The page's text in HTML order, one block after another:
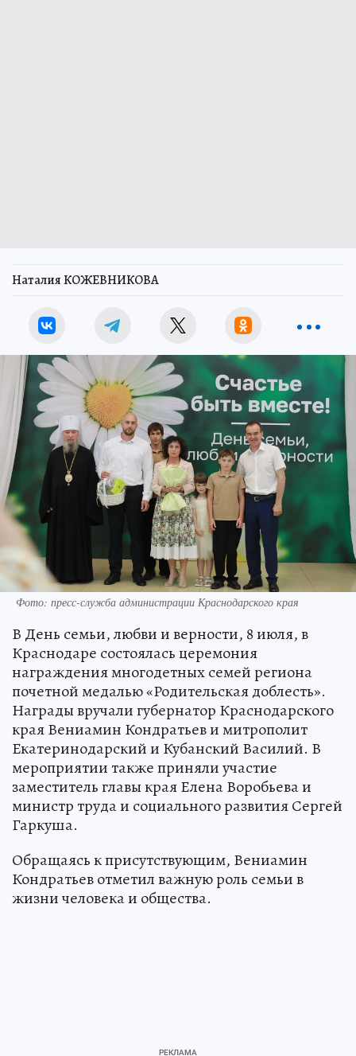
Наталия КОЖЕВНИКОВА
Фото: пресс-служба администрации Краснодарского края
В День семьи, любви и верности, 8 июля, в
Краснодаре состоялась церемония
награждения многодетных семей региона
почетной медалью «Родительская доблесть».
Награды вручали губернатор Краснодарского
края Вениамин Кондратьев и митрополит
Екатеринодарский и Кубанский Василий. В
мероприятии также приняли участие
заместитель главы края Елена Воробьева и
министр труда и социального развития Сергей
Гаркуша.
Обращаясь к присутствующим, Вениамин
Кондратьев отметил важную роль семьи в
жизни человека и общества.